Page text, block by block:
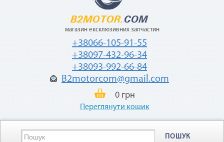
магазин ексклюзивних запчастин
+38066-105-91-55
+38097-432-96-34
+38093-992-66-84
B2motorcom@gmail.com
0 грн
Переглянути кошик
ПОШУК
«Мгновенная рассрочка»
товара.
Как воспользоваться